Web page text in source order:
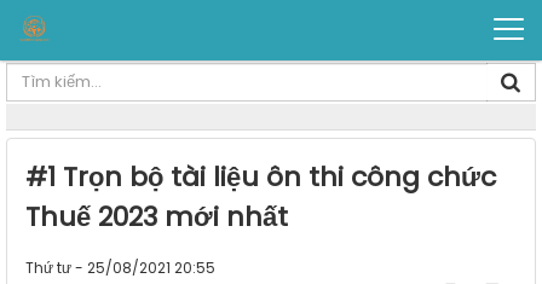
#1 Trọn bộ tài liệu ôn thi công chức
Thuế 2023 mới nhất
Thứ tư - 25/08/2021 20:55